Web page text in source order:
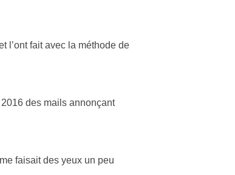
l’ont fait avec la méthode de
des mails annonçant
faisait des yeux un peu